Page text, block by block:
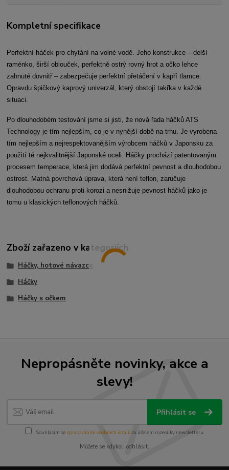
Kompletní specifikace
Perfektní háček pro chytání na volné vodě. Jeho konstrukce – delší
raménko, širší oblouček, perfektně ostrý rovný hrot a očko lehce
zahnuté dovnitř – zabezpečuje perfektní přetáčení v kapří tlamce.
Opravdu špičkový kaprový univerzál, který obstojí takřka v každé
situaci.
Po dlouhodobém testování jsme si jisti, že nová řada háčků ATS
Technology je tím nejlepším, co je v nynější době na trhu. Je vyrobena
tím nejlepším a nejrespektovanějším výrobcem háčků v Japonsku za
použití té nejkvalitnější Japonské oceli. Háčky prochází patentovaným
procesem temperace, která jim dodává perfektní pevnost a dlouhodobou
ostrost. Matná povrchová úprava, která není teflon, zaručuje
dlouhodobou ochranu proti korozi a nesnižuje pevnost háčků jako je
tomu u klasických teflonových háčků.
Zboží zařazeno v kategoriích
Háčky, hotové návazce
Háčky
Háčky s očkem
Nepropásněte novinky, akce a
slevy!
Přihlásit se
Souhlasím se zpracováním osobních údajůza účelem rozesílky newsletteru.
Můžete se kdykoli odhlásit.